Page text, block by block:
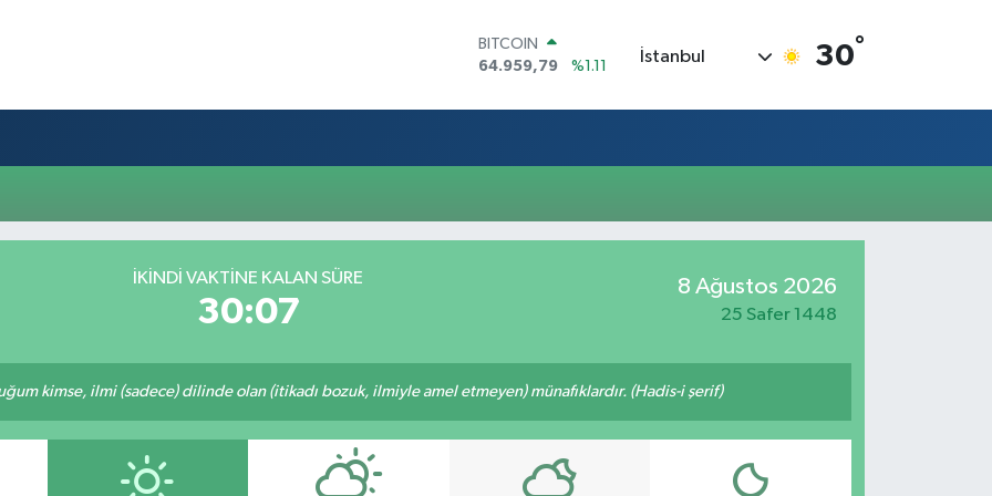
BITCOIN
64.959,79
%1.11
47,7436
%0.18
GRAM ALTIN
6660.55
%0.03
İstanbul 30°
İKINDI VAKTINE KALAN SÜRE
30:07
8 Ağustos 2026
25 Safer 1448
kimse, ilmi (sadece) dilinde olan (itikadı bozuk, ilmiyle amel etmeyen) münafıklardır. (Hadis-i şerif)